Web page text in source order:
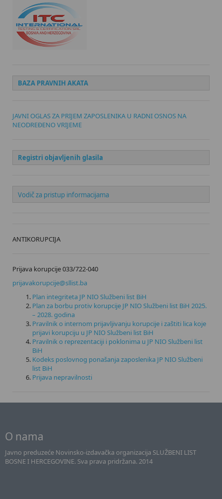
BAZA PRAVNIH AKATA
JAVNI OGLAS ZA PRIJEM ZAPOSLENIKA U RADNI OSNOS NA
NEODREĐENO VRIJEME
Registri objavljenih glasila
Vodič za pristup informacijama
ANTIKORUPCIJA
Prijava korupcije 033/722-040
prijavakorupcije@sllist.ba
Plan integriteta JP NIO Službeni list BiH
Plan za borbu protiv korupcije JP NIO Službeni list BiH 2025.
– 2028. godina
Pravilnik o internom prijavljivanju korupcije i zaštiti lica koje
prijavi korupciju u JP NIO Službeni list BiH
Pravilnik o reprezentaciji i poklonima u JP NIO Službeni list
BiH
Kodeks poslovnog ponašanja zaposlenika JP NIO Službeni
list BiH
Prijava nepravilnosti
O nama
Javno preduzeće Novinsko-izdavačka organizacija SLUŽBENI LIST
BOSNE I HERCEGOVINE. Sva prava pridržana. 2014